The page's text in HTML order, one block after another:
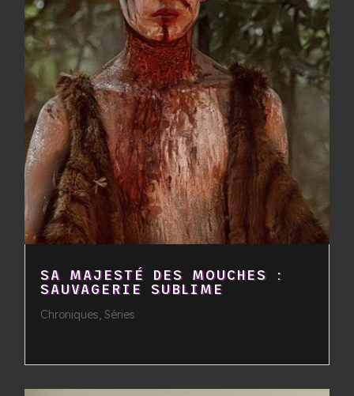
SA MAJESTÉ DES MOUCHES :
SAUVAGERIE SUBLIME
Chroniques Séries